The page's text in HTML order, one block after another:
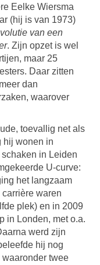
Eelke Wiersma
(hij is van 1973)
van een
. Zijn opzet is wel
maar 25
Daar zitten
dan
waarover
toevallig net als
hij wonen in
in Leiden
U-curve:
het langzaam
waren
plek) en in 2009
in Londen, met o.a.
werd zijn
hij nog
twee